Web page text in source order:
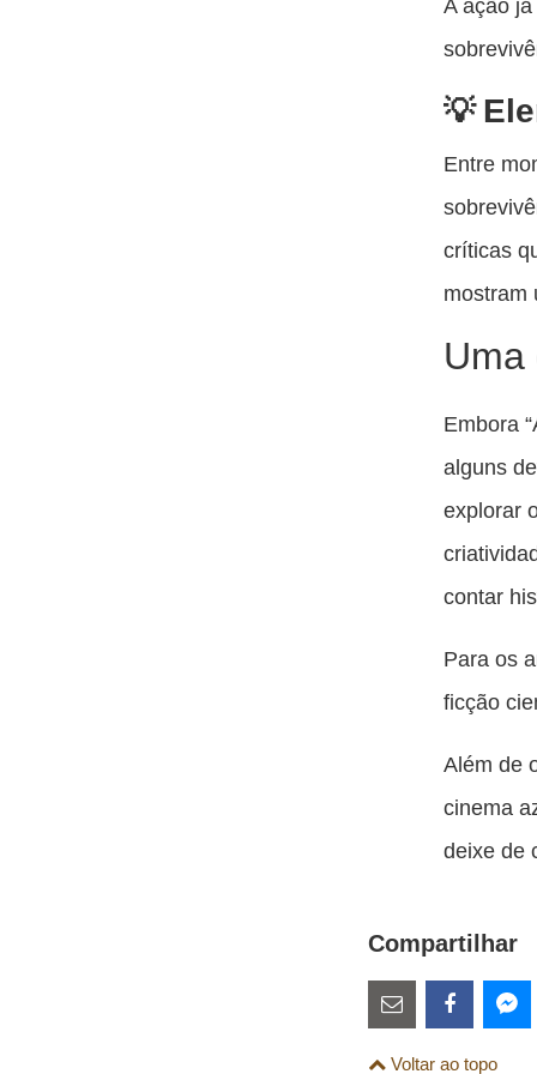
Entre
críticas
mostram
Uma
Embora
alguns
explorar
contar
Para os
ficção
Além de
cinema
deixe de
Compartilhar
Estes
links
sãoVoltar ao topo